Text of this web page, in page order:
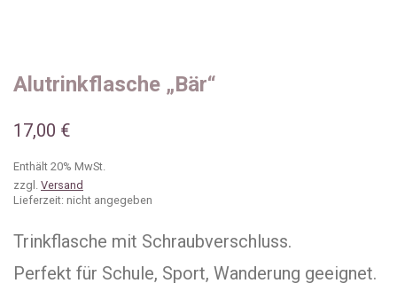
Alutrinkflasche „Bär“
17,00 €
Enthält 20% MwSt.
zzgl. Versand
Lieferzeit: nicht angegeben
Trinkflasche mit Schraubverschluss.
Perfekt für Schule, Sport, Wanderung geeignet.